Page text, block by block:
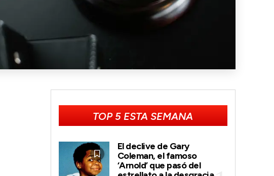
TOP 5 ESTA SEMANA
El declive de Gary
Coleman, el famoso
‘Arnold’ que pasó del